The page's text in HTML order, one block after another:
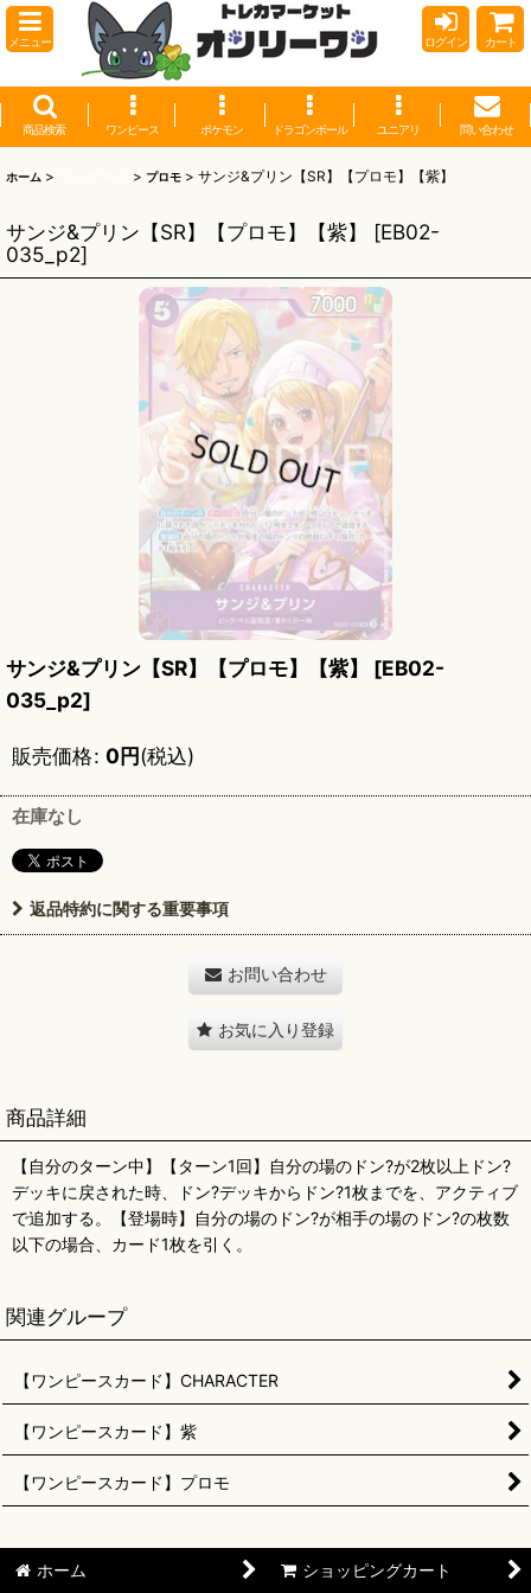
メニュー ログイン カート
商品検索 ワンピース ポケモン ドラゴンボール ユニアリ 問い合わせ
ホーム > > プロモ > サンジ&プリン【SR】【プロモ】【紫】
サンジ&プリン【SR】【プロモ】【紫】 [EB02-
035_p2]
サンジ&プリン【SR】【プロモ】【紫】 [EB02-
035_p2]
販売価格: 0円(税込)
在庫なし
返品特約に関する重要事項
お問い合わせ
お気に入り登録
商品詳細
【自分のターン中】【ターン1回】自分の場のドン?が2枚以上ドン?
デッキに戻された時、ドン?デッキからドン?1枚までを、アクティブ
で追加する。【登場時】自分の場のドン?が相手の場のドン?の枚数
以下の場合、カード1枚を引く。
関連グループ
【ワンピースカード】CHARACTER
【ワンピースカード】紫
【ワンピースカード】プロモ
ホーム ショッピングカート